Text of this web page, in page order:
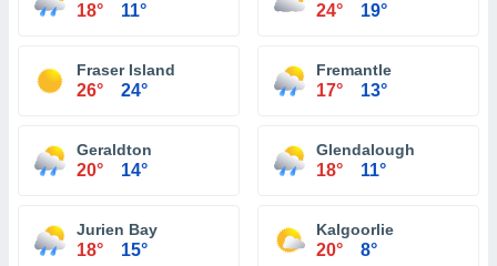
18° 11° 24° 19°
Fraser Island
26° 24°
Fremantle
17° 13°
Geraldton
20° 14°
Glendalough
18° 11°
Jurien Bay
18° 15°
Kalgoorlie
20° 8°